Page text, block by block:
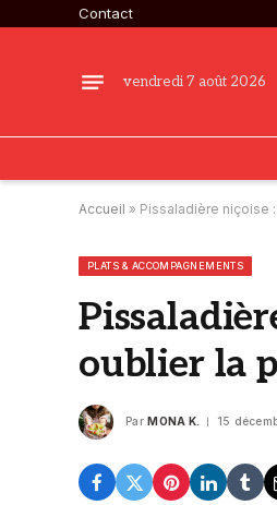
Contact
vendredi 7 août 2026
Accueil » Pissaladière niçoise
PLATS & ACCOMPAGNEMENTS
oublier la
Par MONA K. 15